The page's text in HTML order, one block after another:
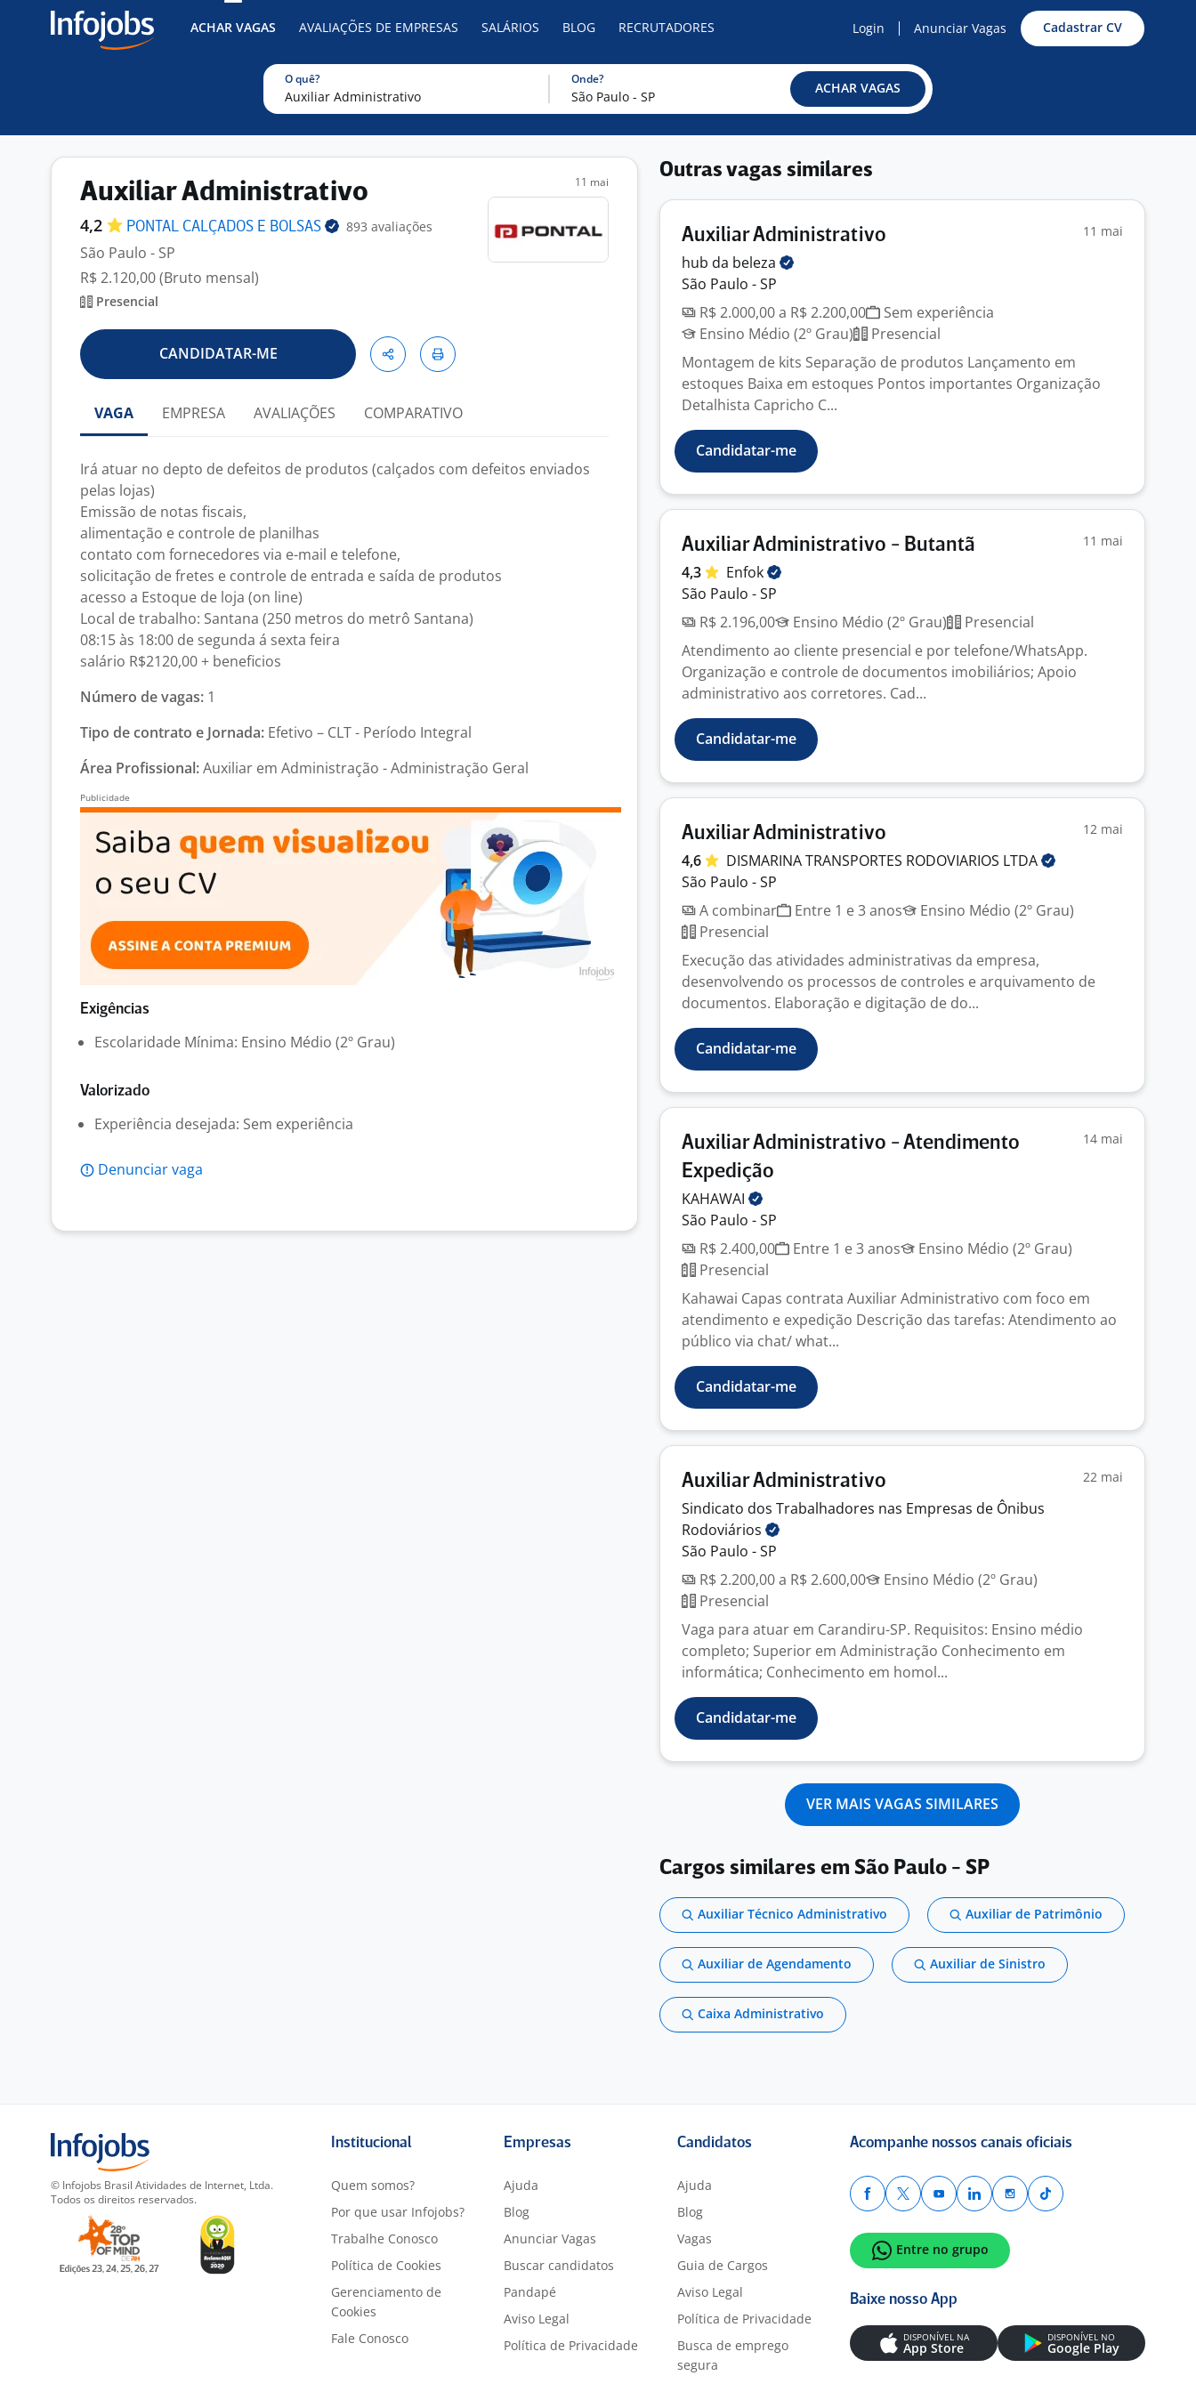
ACHAR VAGAS AVALIAÇÕES DE EMPRESAS SALÁRIOS BLOG RECRUTADORES Login Anunciar Vagas Cadastrar CV
O quê? Onde?
ACHAR VAGAS
Auxiliar Administrativo
4,2 PONTAL CALÇADOS E BOLSAS 893 avaliações
São Paulo - SP
R$ 2.120,00 (Bruto mensal)
Presencial
11 mai
CANDIDATAR-ME
VAGA EMPRESA AVALIAÇÕES COMPARATIVO
Irá atuar no depto de defeitos de produtos (calçados com defeitos enviados
pelas lojas)
Emissão de notas fiscais,
alimentação e controle de planilhas
contato com fornecedores via e-mail e telefone,
solicitação de fretes e controle de entrada e saída de produtos
acesso a Estoque de loja (on line)
Local de trabalho: Santana (250 metros do metrô Santana)
08:15 às 18:00 de segunda á sexta feira
salário R$2120,00 + beneficios
Número de vagas: 1
Tipo de contrato e Jornada: Efetivo – CLT - Período Integral
Área Profissional:Auxiliar em Administração - Administração Geral
Exigências
Escolaridade Mínima: Ensino Médio (2º Grau)
Valorizado
Experiência desejada: Sem experiência
Denunciar vaga
Outras vagas similares
Auxiliar Administrativo 11 mai
hub da beleza
São Paulo - SP
R$ 2.000,00 a R$ 2.200,00
Sem experiência
Ensino Médio (2º Grau)
Presencial
Montagem de kits Separação de produtos Lançamento em
estoques Baixa em estoques Pontos importantes Organização
Detalhista Capricho C...
Candidatar-me
Auxiliar Administrativo - Butantã 11 mai
4,3
Enfok
São Paulo - SP
R$ 2.196,00
Ensino Médio (2º Grau)
Presencial
Atendimento ao cliente presencial e por telefone/WhatsApp.
Organização e controle de documentos imobiliários; Apoio
administrativo aos corretores. Cad...
Candidatar-me
Auxiliar Administrativo 12 mai
4,6 DISMARINA TRANSPORTES RODOVIARIOS LTDA
São Paulo - SP
A combinar
Entre 1 e 3 anos
Ensino Médio (2º Grau)
Presencial
Execução das atividades administrativas da empresa,
desenvolvendo os processos de controles e arquivamento de
documentos. Elaboração e digitação de do...
Candidatar-me
Auxiliar Administrativo - Atendimento
Expedição
14 mai
KAHAWAI
São Paulo - SP
R$ 2.400,00
Entre 1 e 3 anos
Ensino Médio (2º Grau)
Presencial
Kahawai Capas contrata Auxiliar Administrativo com foco em
atendimento e expedição Descrição das tarefas: Atendimento ao
público via chat/ what...
Candidatar-me
Auxiliar Administrativo 22 mai
Sindicato dos Trabalhadores nas Empresas de Ônibus
Rodoviários
São Paulo - SP
R$ 2.200,00 a R$ 2.600,00
Ensino Médio (2º Grau)
Presencial
Vaga para atuar em Carandiru-SP. Requisitos: Ensino médio
completo; Superior em Administração Conhecimento em
informática; Conhecimento em homol...
Candidatar-me
VER MAIS VAGAS SIMILARES
Cargos similares em São Paulo - SP
Auxiliar Técnico Administrativo Auxiliar de Patrimônio
Auxiliar de Agendamento Auxiliar de Sinistro
Caixa Administrativo
© Infojobs Brasil Atividades de Internet, Ltda.
Todos os direitos reservados.
Institucional
Quem somos?
Por que usar Infojobs?
Trabalhe Conosco
Política de Cookies
Gerenciamento de
Cookies
Fale Conosco
Empresas
Ajuda
Blog
Anunciar Vagas
Buscar candidatos
Pandapé
Aviso Legal
Política de Privacidade
Candidatos
Ajuda
Blog
Vagas
Guia de Cargos
Aviso Legal
Política de Privacidade
Busca de emprego
segura
Acompanhe nossos canais oficiais
Entre no grupo
Baixe nosso App
DISPONÍVEL NA
App Store
DISPONÍVEL NO
Google Play